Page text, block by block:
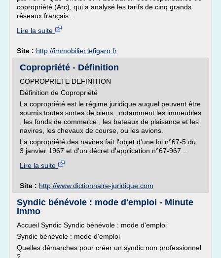
copropriété (Arc), qui a analysé les tarifs de cinq grands
réseaux français...
Lire la suite
Site : http://immobilier.lefigaro.fr
Copropriété - Définition
COPROPRIETE DEFINITION
Définition de Copropriété
La copropriété est le régime juridique auquel peuvent être
soumis toutes sortes de biens , notamment les immeubles
, les fonds de commerce , les bateaux de plaisance et les
navires, les chevaux de course, ou les avions.
La copropriété des navires fait l'objet d'une loi n°67-5 du
3 janvier 1967 et d'un décret d'application n°67-967...
Lire la suite
Site : http://www.dictionnaire-juridique.com
Syndic bénévole : mode d'emploi - Minute
Immo
Accueil Syndic Syndic bénévole : mode d'emploi
Syndic bénévole : mode d'emploi
Quelles démarches pour créer un syndic non professionnel